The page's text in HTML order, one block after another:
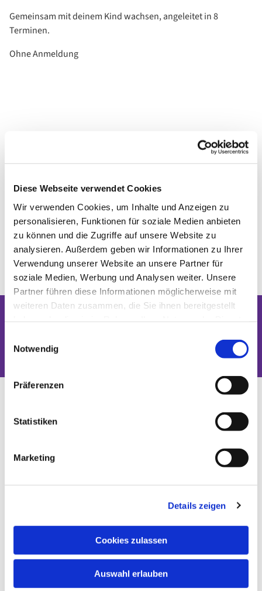
Diese Webseite verwendet Cookies
Wir verwenden Cookies, um Inhalte und Anzeigen zu
personalisieren, Funktionen für soziale Medien anbieten
zu können und die Zugriffe auf unsere Website zu
analysieren. Außerdem geben wir Informationen zu Ihrer
Verwendung unserer Website an unsere Partner für
soziale Medien, Werbung und Analysen weiter. Unsere
Partner führen diese Informationen möglicherweise mit
weiteren Daten zusammen, die Sie ihnen bereitgestellt
Notwendig
Präferenzen
Statistiken
Marketing
Details zeigen
Cookies zulassen
Auswahl erlauben
Gemeinsam mit deinem Kind wachsen, angeleitet in 8
Terminen.
Ohne Anmeldung
Dies könnte Sie auch interessieren